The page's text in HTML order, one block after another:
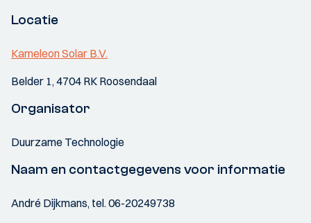
Locatie
Kameleon Solar B.V.
Belder 1, 4704 RK Roosendaal
Organisator
Duurzame Technologie
Naam en contactgegevens voor informatie
André Dijkmans, tel. 06-20249738